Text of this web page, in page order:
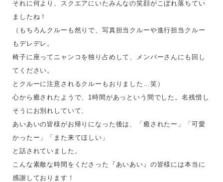
それに何より、スクエアにいたみんなの笑顔がこぼれ落ちてい
ましたね！
（もちろんクルーも然りで、写真担当クルーや進行担当クルー
もデレデレ。
椅子に座ってニャンコを独り占めして、メンバーさんにも回し
てください。
とクルーに注意されるクルーもおりました…笑）
心から癒されたようで、1時間があっという間でした。名残惜し
そうにお別れしていて、
あいあいの皆様がお帰りになった後は、「癒されたー」「可愛
かったー」「また来てほしい」
と話されていました。
こんな素敵な時間をくださった『あいあい』の皆様には本当に
感謝しております！